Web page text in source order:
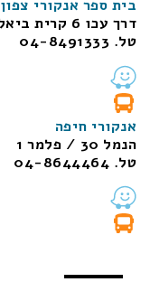
בית ספר אנקורי צפון
דרך עכו 6 קרית ביאליק
טל. 04-8491333
אנקורי חיפה
הנמל 30 / פלמר 1
טל. 04-8644464